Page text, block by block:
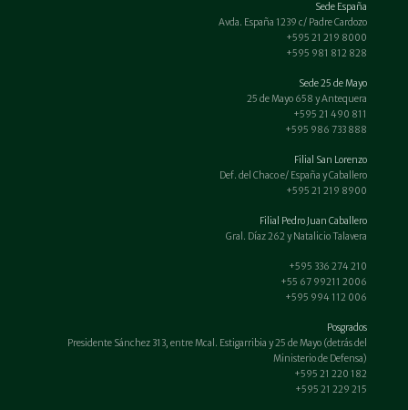
Sede España
Avda. España 1239 c/ Padre Cardozo
+595 21 219 8000
+595 981 812 828
Sede 25 de Mayo
25 de Mayo 658 y Antequera
+595 21 490 811
+595 986 733 888
Filial San Lorenzo
Def. del Chaco e/ España y Caballero
+595 21 219 8900
Filial Pedro Juan Caballero
Gral. Díaz 262 y Natalicio Talavera
+595 336 274 210
+55 67 99211 2006
+595 994 112 006
Posgrados
Presidente Sánchez 313, entre Mcal. Estigarribia y 25 de Mayo (detrás del
Ministerio de Defensa)
+595 21 220 182
+595 21 229 215